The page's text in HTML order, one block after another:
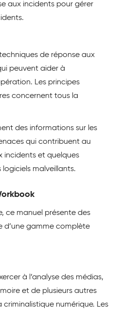
aux incidents pour gérer
de réponse aux
peuvent aider à
Les principes
concernent tous la
des informations sur les
qui contribuent au
incidents et quelques
logiciels malveillants.
ce manuel présente des
d’une gamme complète
à l’analyse des médias,
et de plusieurs autres
numérique. Les